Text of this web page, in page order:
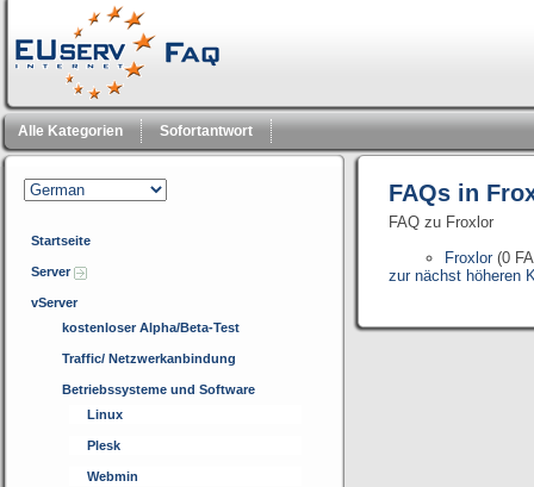
Alle Kategorien Sofortantwort
Startseite
Server
vServer
kostenloser Alpha/Beta-Test
Traffic/ Netzwerkanbindung
Betriebssysteme und Software
Linux
Plesk
Webmin
FAQs in
FAQ zu Froxlor
Froxlor(0
zur nächst höheren